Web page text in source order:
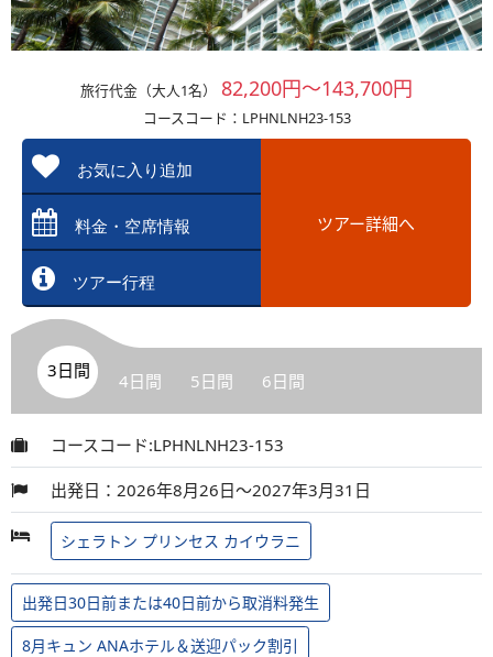
旅行代金（大人1名） 82,200円～143,700円
コースコード：LPHNLNH23-153
お気に入り追加
料金・空席情報
ツアー行程
ツアー詳細へ
3日間 4日間 5日間 6日間
コースコード:LPHNLNH23-153
出発日：2026年8月26日～2027年3月31日
シェラトン プリンセス カイウラニ
出発日30日前または40日前から取消料発生
8月キュン ANAホテル＆送迎パック割引